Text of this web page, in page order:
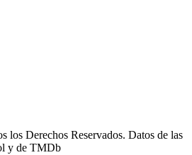
los Derechos Reservados. Datos de las
y de TMDb